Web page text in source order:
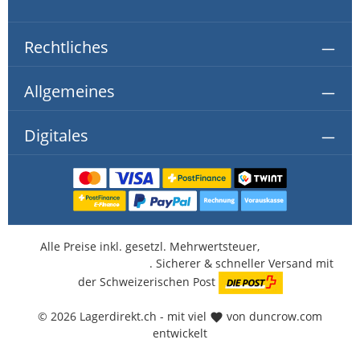
Rechtliches
Allgemeines
Digitales
© 2026 Lagerdirekt.ch - mit viel
von duncrow.com
entwickelt
Alle Preise inkl. gesetzl. Mehrwertsteuer,
. Sicherer & schneller Versand mit
der Schweizerischen Post